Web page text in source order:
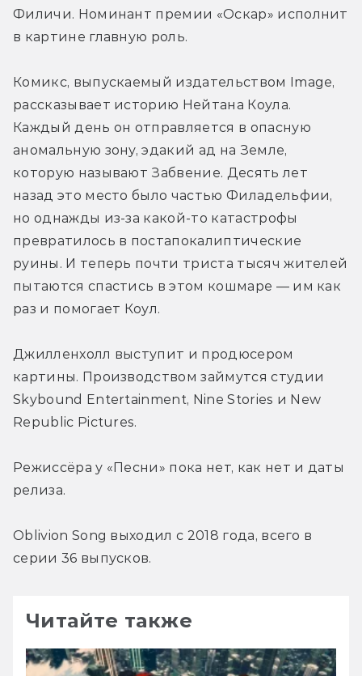
Филичи. Номинант премии «Оскар» исполнит
в картине главную роль.
Комикс, выпускаемый издательством Image,
рассказывает историю Нейтана Коула.
Каждый день он отправляется в опасную
аномальную зону, эдакий ад на Земле,
которую называют Забвение. Десять лет
назад это место было частью Филадельфии,
но однажды из-за какой-то катастрофы
превратилось в постапокалиптические
руины. И теперь почти триста тысяч жителей
пытаются спастись в этом кошмаре — им как
раз и помогает Коул.
Джилленхолл выступит и продюсером
картины. Производством займутся студии
Skybound Entertainment, Nine Stories и New
Republic Pictures.
Режиссёра у «Песни» пока нет, как нет и даты
релиза.
Oblivion Song выходил с 2018 года, всего в
серии 36 выпусков.
Читайте также